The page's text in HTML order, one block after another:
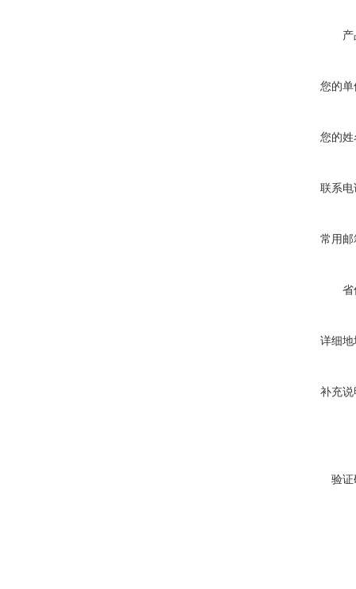
您的
您的
联系
常用
省
详细
补充
验